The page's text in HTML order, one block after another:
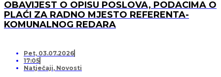
OBAVIJEST O OPISU POSLOVA, PODACIMA O
PLAĆI ZA RADNO MJESTO REFERENTA-
KOMUNALNOG REDARA
Pet, 03.07.2026
17:05
Natječaji, Novosti